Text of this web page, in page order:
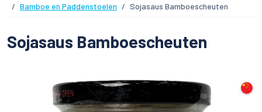
Bamboe en Paddenstoelen
Sojasaus Bamboescheuten
Sojasaus Bamboescheuten